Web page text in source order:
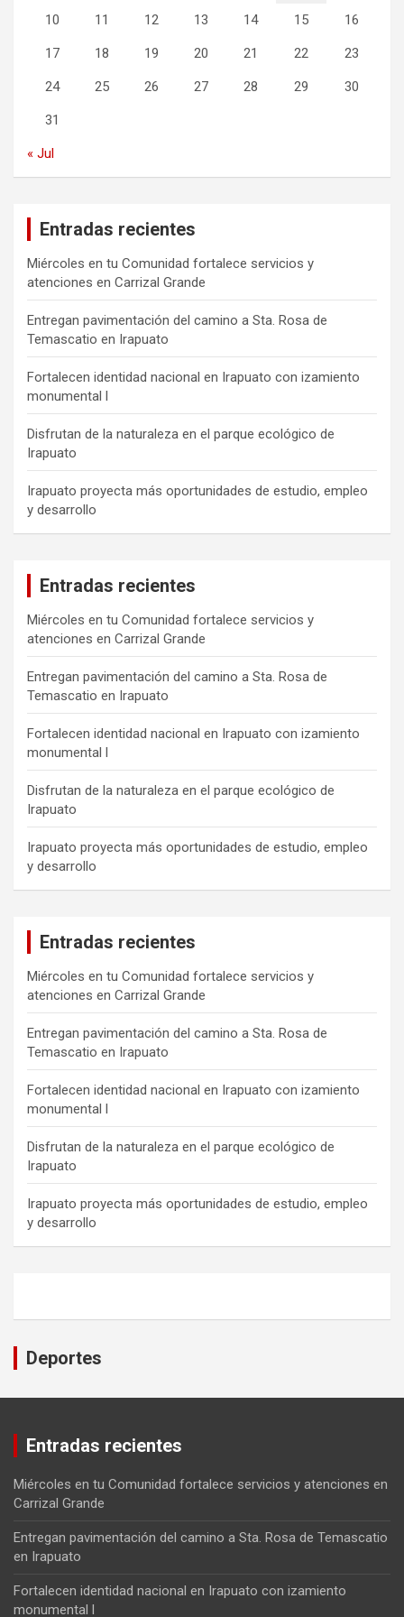
10 11 12 13 14 15 16
17 18 19 20 21 22 23
24 25 26 27 28 29 30
31
« Jul
Entradas recientes
Miércoles en tu Comunidad fortalece servicios y
atenciones en Carrizal Grande
Entregan pavimentación del camino a Sta. Rosa de
Temascatio en Irapuato
Fortalecen identidad nacional en Irapuato con izamiento
monumental l
Disfrutan de la naturaleza en el parque ecológico de
Irapuato
Irapuato proyecta más oportunidades de estudio, empleo
y desarrollo
Entradas recientes
Miércoles en tu Comunidad fortalece servicios y
atenciones en Carrizal Grande
Entregan pavimentación del camino a Sta. Rosa de
Temascatio en Irapuato
Fortalecen identidad nacional en Irapuato con izamiento
monumental l
Disfrutan de la naturaleza en el parque ecológico de
Irapuato
Irapuato proyecta más oportunidades de estudio, empleo
y desarrollo
Entradas recientes
Miércoles en tu Comunidad fortalece servicios y
atenciones en Carrizal Grande
Entregan pavimentación del camino a Sta. Rosa de
Temascatio en Irapuato
Fortalecen identidad nacional en Irapuato con izamiento
monumental l
Disfrutan de la naturaleza en el parque ecológico de
Irapuato
Irapuato proyecta más oportunidades de estudio, empleo
y desarrollo
Deportes
Entradas recientes
Miércoles en tu Comunidad fortalece servicios y atenciones en
Carrizal Grande
Entregan pavimentación del camino a Sta. Rosa de Temascatio
en Irapuato
Fortalecen identidad nacional en Irapuato con izamiento
monumental l